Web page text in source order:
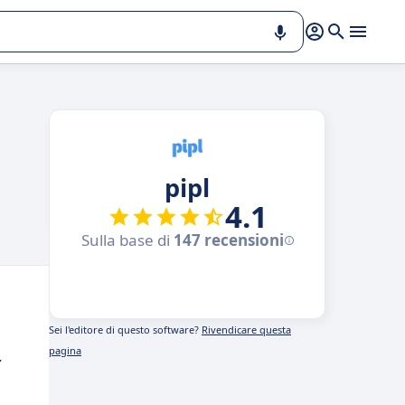
pipl
4.1
Sulla base di 147 recensioni
Sei l'editore di questo software? Rivendicare questa
pagina